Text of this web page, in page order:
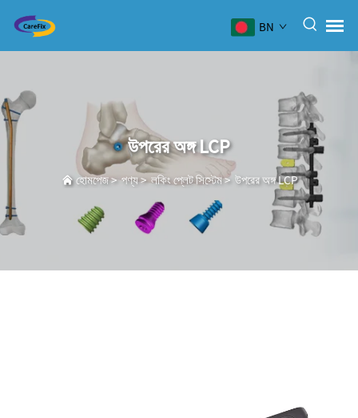
BN
উপরের অঙ্গ LCP
হোমপেজ>পণ্য>লকিং প্লেট সিস্টেম> উপরের অঙ্গ LCP